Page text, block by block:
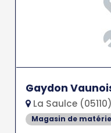
Gaydon
La Saulce (05110)
Magasin de